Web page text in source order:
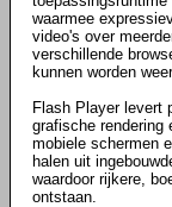
waarmee
video's over
verschillende
kunnen worden
Flash Player levert
grafische rendering
mobiele schermen
halen uit
waardoor rijkere,
ontstaan.